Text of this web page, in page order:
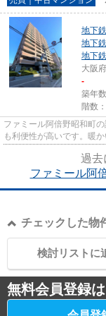
地下
地下
地下
大阪府
-
築年
階数
ファミール阿倍野昭和町
も利便性が高いです。暖
過去
ファミール阿
チェックした物
検討リストに
無料会員登録